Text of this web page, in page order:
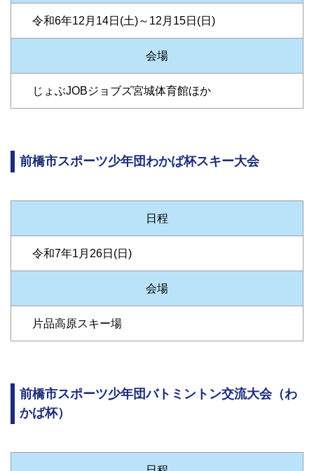
令和6年12月14日(土)～12月15日(日)
会場
じょぶJOBジョブズ宮城体育館ほか
前橋市スポーツ少年団わかば杯スキー大会
日程
令和7年1月26日(日)
会場
片品高原スキー場
前橋市スポーツ少年団バトミントン交流大会（わ
かば杯）